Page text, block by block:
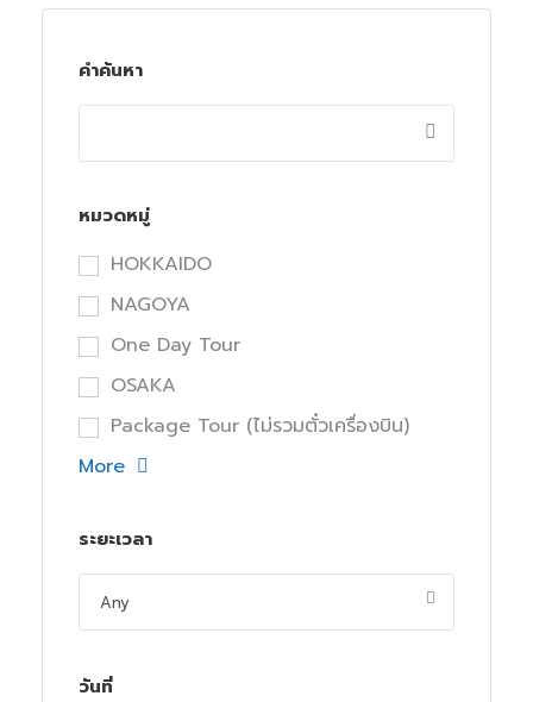
คำค้นหา
หมวดหมู่
HOKKAIDO
NAGOYA
One Day Tour
OSAKA
Package Tour (ไม่รวมตั๋วเครื่องบิน)
More
ระยะเวลา
วันที่